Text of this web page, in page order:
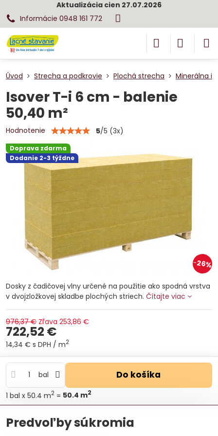
Aktualizácia cien 27.07.2026
Informácie 0948 161 772
Doprava zdarma
Dodanie 2-3 týždne
26%
Úvod Strecha a podkrovie Plochá strecha Minerálna
Isover T-i 6 cm - balenie
50,40 m²
Hodnotenie 5/5 (3x)
Dosky z čadičovej vlny určené na použitie ako spodná vrstva
v dvojzložkovej skladbe plochých striech. Čítajte viac
976,37 € Zľava 253,86 €
722,52 €
14,34 € s DPH / m2
bal Do košíka
1 bal x 50.4 m2 = 50.4 m2
Otázka k produktu
Doručenia
Predvoľby súkromia